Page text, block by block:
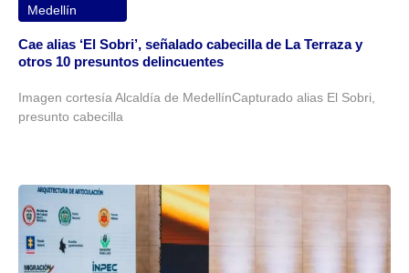
Medellín
Cae alias ‘El Sobri’, señalado cabecilla de La Terraza y
otros 10 presuntos delincuentes
Imagen cortesía Alcaldía de MedellínCapturado alias El Sobri,
presunto cabecilla